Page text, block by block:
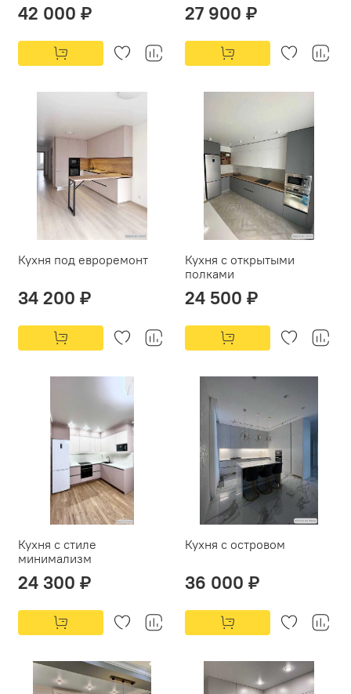
42 000 ₽ 27 900 ₽
Кухня под евроремонт
34 200 ₽
Кухня с открытыми
полками
24 500 ₽
Кухня с стиле
минимализм
24 300 ₽
Кухня с островом
36 000 ₽